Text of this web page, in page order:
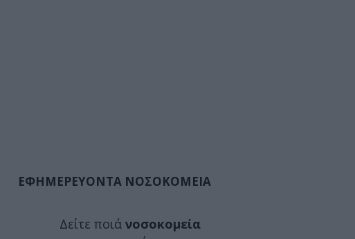
ΕΦΗΜΕΡΕΥΟΝΤΑ ΝΟΣΟΚΟΜΕΙΑ
Δείτε ποιά νοσοκομεία